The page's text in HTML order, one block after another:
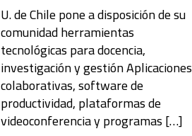
U. de Chile pone a disposición de su
comunidad herramientas
tecnológicas para docencia,
investigación y gestión Aplicaciones
colaborativas, software de
productividad, plataformas de
videoconferencia y programas[…]